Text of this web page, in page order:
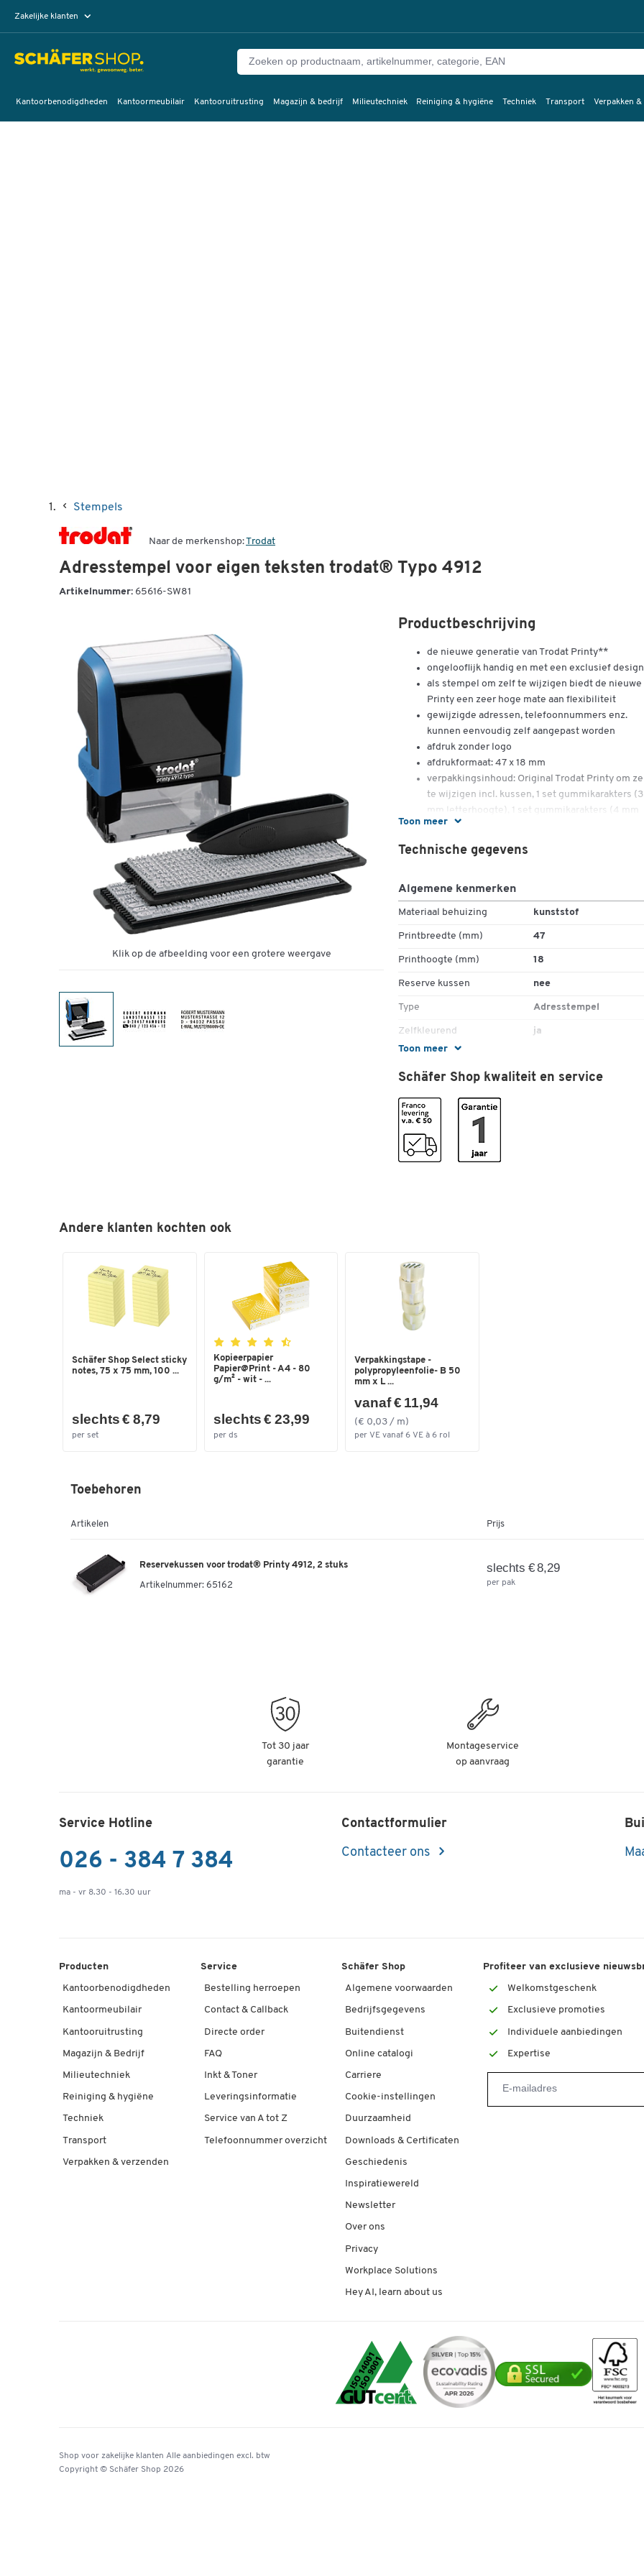
Zakelijke klanten
Kantoorbenodigdheden Kantoormeubilair Kantooruitrusting Magazijn & bedrijf Milieutechniek Reiniging & hygiëne Techniek Transport Verpakken
Stempels
Naar de merkenshop:Trodat
Adresstempel voor eigen teksten trodat® Typo 4912
Artikelnummer: 65616-SW81
Klik op de afbeelding voor een grotere weergave
Toon meer
Productbeschrijving
de nieuwe generatie van Trodat Printy**
ongelooflijk handig en met een exclusief design
als stempel om zelf te wijzigen biedt de nieuwe
Printy een zeer hoge mate aan flexibiliteit
gewijzigde adressen, telefoonnummers enz.
kunnen eenvoudig zelf aangepast worden
afdruk zonder logo
afdrukformaat: 47 x 18 mm
verpakkingsinhoud: Original Trodat Printy om
te wijzigen incl. kussen, 1 set gummikarakters (3
mm letterhoogte), 1 set gummikarakters (4 mm
letterhoogte) en 1 pincet
Toon meer
Technische gegevens
Algemene kenmerken
Materiaal behuizing kunststof
Printbreedte (mm) 47
Printhoogte (mm) 18
Reserve kussen nee
Type Adresstempel
Zelfkleurend ja
Schäfer Shop kwaliteit en service
Andere klanten kochten ook
Schäfer Shop Select sticky
notes, 75 x 75 mm, 100 ...
slechts € 8,79
per set
Kopieerpapier
Papier@Print - A4 - 80
g/m² - wit - ...
slechts € 23,99
per ds
Verpakkingstape -
polypropyleenfolie- B 50
mm x L ...
vanaf € 11,94
(€ 0,03 / m)
per VE vanaf 6 VE à 6 rol
Toebehoren
Artikelen Prijs
Reservekussen voor trodat® Printy 4912, 2 stuks
Artikelnummer: 65162
slechts € 8,29
per pak
Tot 30 jaar
garantie
Montageservice
op aanvraag
Service Hotline
026 - 384 7 384
ma - vr 8.30 - 16.30 uur
Contactformulier
Contacteer ons
Producten
Kantoorbenodigdheden
Kantoormeubilair
Kantooruitrusting
Magazijn & Bedrijf
Milieutechniek
Reiniging & hygiëne
Techniek
Transport
Verpakken & verzenden
Service
Bestelling herroepen
Contact & Callback
Directe order
FAQ
Inkt & Toner
Leveringsinformatie
Service van A tot Z
Telefoonnummer overzicht
Schäfer Shop
Algemene voorwaarden
Bedrijfsgegevens
Buitendienst
Online catalogi
Carriere
Cookie-instellingen
Duurzaamheid
Downloads & Certificaten
Geschiedenis
Inspiratiewereld
Newsletter
Over ons
Privacy
Workplace Solutions
Hey AI, learn about us
Profiteer van exclusieve
Welkomstgeschenk
Exclusieve promoties
Individuele aanbiedingen
Expertise
Shop voor zakelijke klanten Alle aanbiedingen excl. btw
Copyright © Schäfer Shop 2026